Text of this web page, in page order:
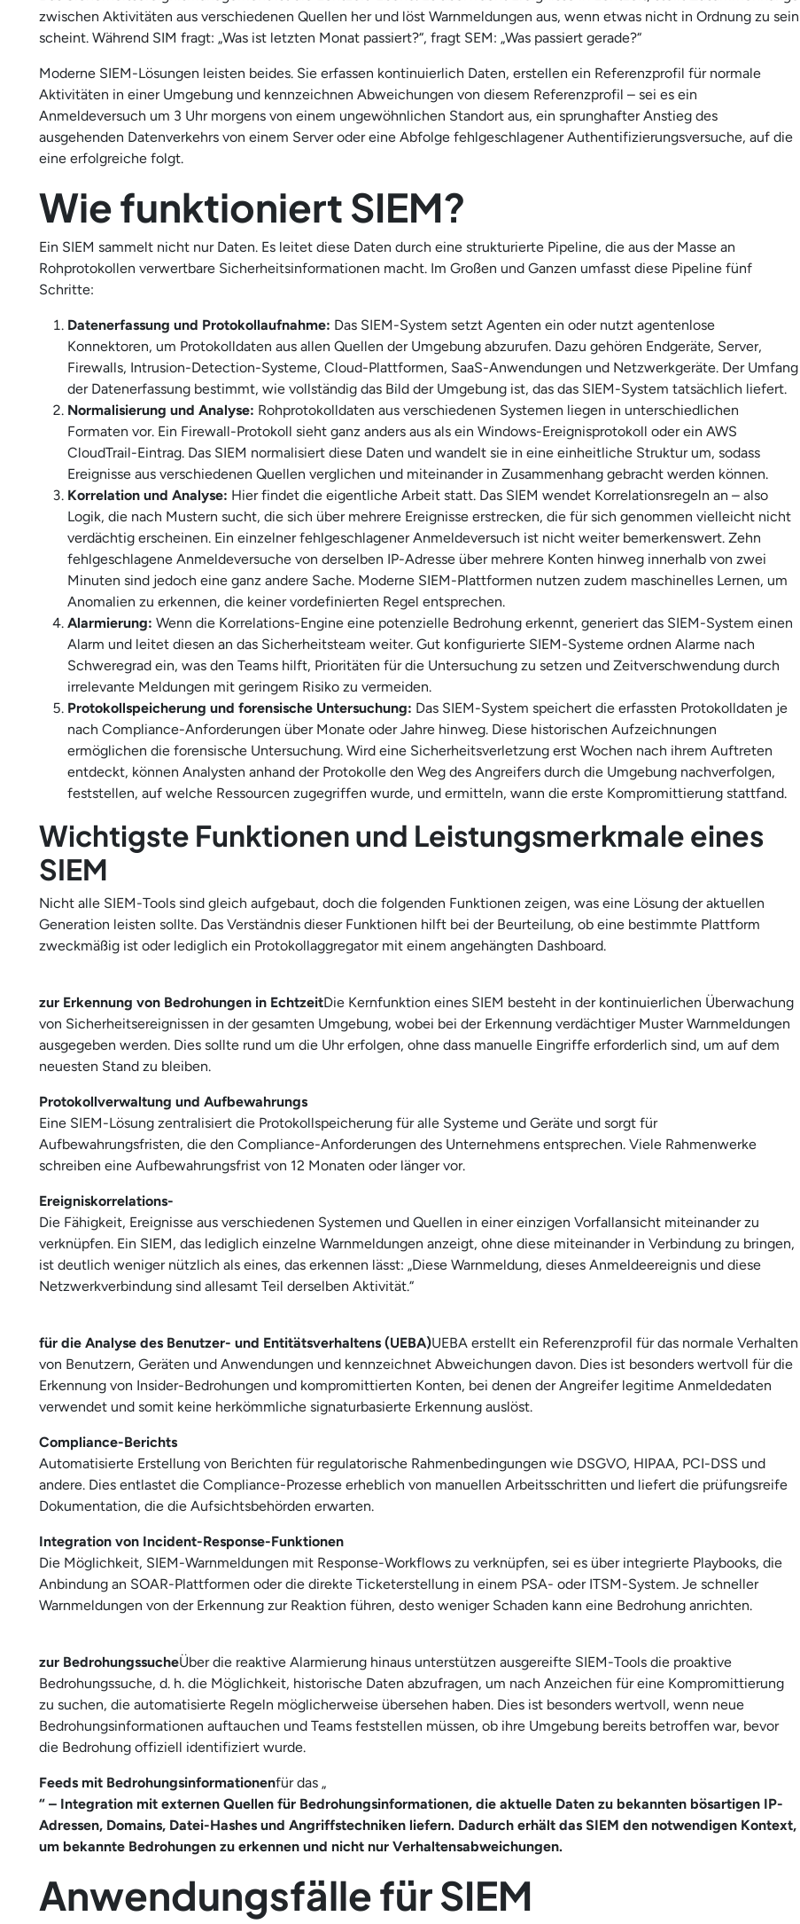
zwischen Aktivitäten aus verschiedenen Quellen her und löst Warnmeldungen aus, wenn etwas nicht in Ordnung zu sein
scheint. Während SIM fragt: „Was ist letzten Monat passiert?“, fragt SEM: „Was passiert gerade?“
Moderne SIEM-Lösungen leisten beides. Sie erfassen kontinuierlich Daten, erstellen ein Referenzprofil für normale
Aktivitäten in einer Umgebung und kennzeichnen Abweichungen von diesem Referenzprofil – sei es ein
Anmeldeversuch um 3 Uhr morgens von einem ungewöhnlichen Standort aus, ein sprunghafter Anstieg des
ausgehenden Datenverkehrs von einem Server oder eine Abfolge fehlgeschlagener Authentifizierungsversuche, auf die
eine erfolgreiche folgt.
Wie funktioniert SIEM?
Ein SIEM sammelt nicht nur Daten. Es leitet diese Daten durch eine strukturierte Pipeline, die aus der Masse an
Rohprotokollen verwertbare Sicherheitsinformationen macht. Im Großen und Ganzen umfasst diese Pipeline fünf
Schritte:
Datenerfassung und Protokollaufnahme: Das SIEM-System setzt Agenten ein oder nutzt agentenlose
Konnektoren, um Protokolldaten aus allen Quellen der Umgebung abzurufen. Dazu gehören Endgeräte, Server,
Firewalls, Intrusion-Detection-Systeme, Cloud-Plattformen, SaaS-Anwendungen und Netzwerkgeräte. Der Umfang
der Datenerfassung bestimmt, wie vollständig das Bild der Umgebung ist, das das SIEM-System tatsächlich liefert.
Normalisierung und Analyse: Rohprotokolldaten aus verschiedenen Systemen liegen in unterschiedlichen
Formaten vor. Ein Firewall-Protokoll sieht ganz anders aus als ein Windows-Ereignisprotokoll oder ein AWS
CloudTrail-Eintrag. Das SIEM normalisiert diese Daten und wandelt sie in eine einheitliche Struktur um, sodass
Ereignisse aus verschiedenen Quellen verglichen und miteinander in Zusammenhang gebracht werden können.
Korrelation und Analyse: Hier findet die eigentliche Arbeit statt. Das SIEM wendet Korrelationsregeln an – also
Logik, die nach Mustern sucht, die sich über mehrere Ereignisse erstrecken, die für sich genommen vielleicht nicht
verdächtig erscheinen. Ein einzelner fehlgeschlagener Anmeldeversuch ist nicht weiter bemerkenswert. Zehn
fehlgeschlagene Anmeldeversuche von derselben IP-Adresse über mehrere Konten hinweg innerhalb von zwei
Minuten sind jedoch eine ganz andere Sache. Moderne SIEM-Plattformen nutzen zudem maschinelles Lernen, um
Anomalien zu erkennen, die keiner vordefinierten Regel entsprechen.
Alarmierung: Wenn die Korrelations-Engine eine potenzielle Bedrohung erkennt, generiert das SIEM-System einen
Alarm und leitet diesen an das Sicherheitsteam weiter. Gut konfigurierte SIEM-Systeme ordnen Alarme nach
Schweregrad ein, was den Teams hilft, Prioritäten für die Untersuchung zu setzen und Zeitverschwendung durch
irrelevante Meldungen mit geringem Risiko zu vermeiden.
Protokollspeicherung und forensische Untersuchung: Das SIEM-System speichert die erfassten Protokolldaten je
nach Compliance-Anforderungen über Monate oder Jahre hinweg. Diese historischen Aufzeichnungen
ermöglichen die forensische Untersuchung. Wird eine Sicherheitsverletzung erst Wochen nach ihrem Auftreten
entdeckt, können Analysten anhand der Protokolle den Weg des Angreifers durch die Umgebung nachverfolgen,
feststellen, auf welche Ressourcen zugegriffen wurde, und ermitteln, wann die erste Kompromittierung stattfand.
Wichtigste Funktionen und Leistungsmerkmale eines
SIEM
Nicht alle SIEM-Tools sind gleich aufgebaut, doch die folgenden Funktionen zeigen, was eine Lösung der aktuellen
Generation leisten sollte. Das Verständnis dieser Funktionen hilft bei der Beurteilung, ob eine bestimmte Plattform
zweckmäßig ist oder lediglich ein Protokollaggregator mit einem angehängten Dashboard.
zur Erkennung von Bedrohungen in EchtzeitDie Kernfunktion eines SIEM besteht in der kontinuierlichen Überwachung
von Sicherheitsereignissen in der gesamten Umgebung, wobei bei der Erkennung verdächtiger Muster Warnmeldungen
ausgegeben werden. Dies sollte rund um die Uhr erfolgen, ohne dass manuelle Eingriffe erforderlich sind, um auf dem
neuesten Stand zu bleiben.
Protokollverwaltung und Aufbewahrungs
Eine SIEM-Lösung zentralisiert die Protokollspeicherung für alle Systeme und Geräte und sorgt für
Aufbewahrungsfristen, die den Compliance-Anforderungen des Unternehmens entsprechen. Viele Rahmenwerke
schreiben eine Aufbewahrungsfrist von 12 Monaten oder länger vor.
Ereigniskorrelations-
Die Fähigkeit, Ereignisse aus verschiedenen Systemen und Quellen in einer einzigen Vorfallansicht miteinander zu
verknüpfen. Ein SIEM, das lediglich einzelne Warnmeldungen anzeigt, ohne diese miteinander in Verbindung zu bringen,
ist deutlich weniger nützlich als eines, das erkennen lässt: „Diese Warnmeldung, dieses Anmeldeereignis und diese
Netzwerkverbindung sind allesamt Teil derselben Aktivität.“
für die Analyse des Benutzer- und Entitätsverhaltens (UEBA)UEBA erstellt ein Referenzprofil für das normale Verhalten
von Benutzern, Geräten und Anwendungen und kennzeichnet Abweichungen davon. Dies ist besonders wertvoll für die
Erkennung von Insider-Bedrohungen und kompromittierten Konten, bei denen der Angreifer legitime Anmeldedaten
verwendet und somit keine herkömmliche signaturbasierte Erkennung auslöst.
Compliance-Berichts
Automatisierte Erstellung von Berichten für regulatorische Rahmenbedingungen wie DSGVO, HIPAA, PCI-DSS und
andere. Dies entlastet die Compliance-Prozesse erheblich von manuellen Arbeitsschritten und liefert die prüfungsreife
Dokumentation, die die Aufsichtsbehörden erwarten.
Integration von Incident-Response-Funktionen
Die Möglichkeit, SIEM-Warnmeldungen mit Response-Workflows zu verknüpfen, sei es über integrierte Playbooks, die
Anbindung an SOAR-Plattformen oder die direkte Ticketerstellung in einem PSA- oder ITSM-System. Je schneller
Warnmeldungen von der Erkennung zur Reaktion führen, desto weniger Schaden kann eine Bedrohung anrichten.
zur BedrohungssucheÜber die reaktive Alarmierung hinaus unterstützen ausgereifte SIEM-Tools die proaktive
Bedrohungssuche, d. h. die Möglichkeit, historische Daten abzufragen, um nach Anzeichen für eine Kompromittierung
zu suchen, die automatisierte Regeln möglicherweise übersehen haben. Dies ist besonders wertvoll, wenn neue
Bedrohungsinformationen auftauchen und Teams feststellen müssen, ob ihre Umgebung bereits betroffen war, bevor
die Bedrohung offiziell identifiziert wurde.
Feeds mit Bedrohungsinformationenfür das „
“ – Integration mit externen Quellen für Bedrohungsinformationen, die aktuelle Daten zu bekannten bösartigen IP-
Adressen, Domains, Datei-Hashes und Angriffstechniken liefern. Dadurch erhält das SIEM den notwendigen Kontext,
um bekannte Bedrohungen zu erkennen und nicht nur Verhaltensabweichungen.
Anwendungsfälle für SIEM